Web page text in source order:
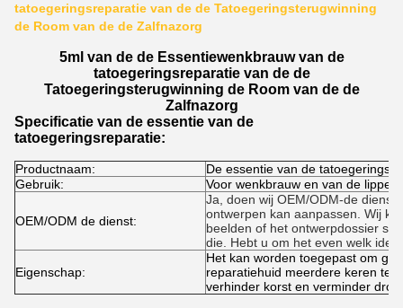
tatoegeringsreparatie van de de Tatoegeringsterugwinning
de Room van de de Zalfnazorg
5ml van de de Essentiewenkbrauw van de
tatoegeringsreparatie van de de
Tatoegeringsterugwinning de Room van de de
Zalfnazorg
Specificatie van de essentie van de
tatoegeringsreparatie:
Productnaam:
De essentie van de
Gebruik:
Voor wenkbrauw en van de
OEM/ODM de dienst:
Ja, doen wij OEM/ODM-de
ontwerpen kan aanpassen. Wij
beelden of het ontwerpdossier
die. Hebt u om het even welk
Eigenschap:
Het kan worden toegepast om
reparatiehuid meerdere keren te
verhinder korst en verminder